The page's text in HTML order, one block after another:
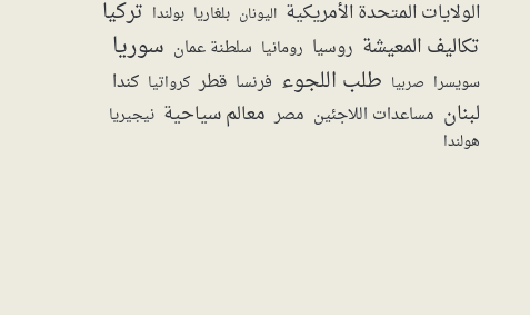
الولايات المتحدة الأمريكية اليونان بلغاريا بولندا تركيا
تكاليف المعيشة روسيا رومانيا سلطنة عمان سوريا
سويسرا صربيا طلب اللجوء فرنسا قطر كرواتيا كندا
لبنان مساعدات اللاجئين مصر معالم سياحية نيجيريا
هولندا